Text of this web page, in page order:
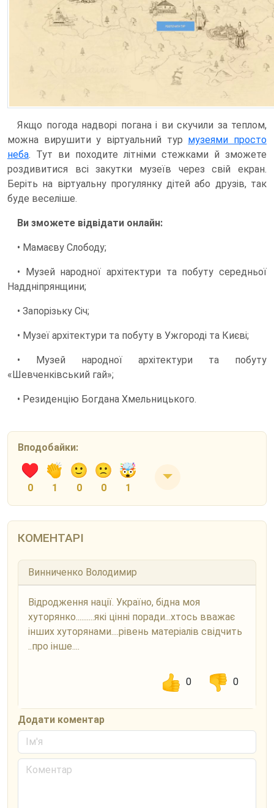
Якщо погода надворі погана і ви скучили за теплом,
можна вирушити у віртуальний тур музеями просто
неба. Тут ви походите літніми стежками й зможете
роздивитися всі закутки музеїв через свій екран.
Беріть на віртуальну прогулянку дітей або друзів, так
буде веселіше.
Ви зможете відвідати онлайн:
• Мамаєву Слободу;
• Музей народної архітектури та побуту середньої
Наддніпрянщини;
• Запорізьку Січ;
• Музеї архітектури та побуту в Ужгороді та Києві;
• Музей народної архітектури та побуту
«Шевченківський гай»;
• Резиденцію Богдана Хмельницького.
Вподобайки:
0 1 0 0 1
КОМЕНТАРІ
Винниченко Володимир
Відродження нації. Україно, бідна моя
хуторянко..........які цінні поради...хтось вважає
інших хуторянами....рівень матеріалів свідчить
..про інше....
0 0
Додати коментар